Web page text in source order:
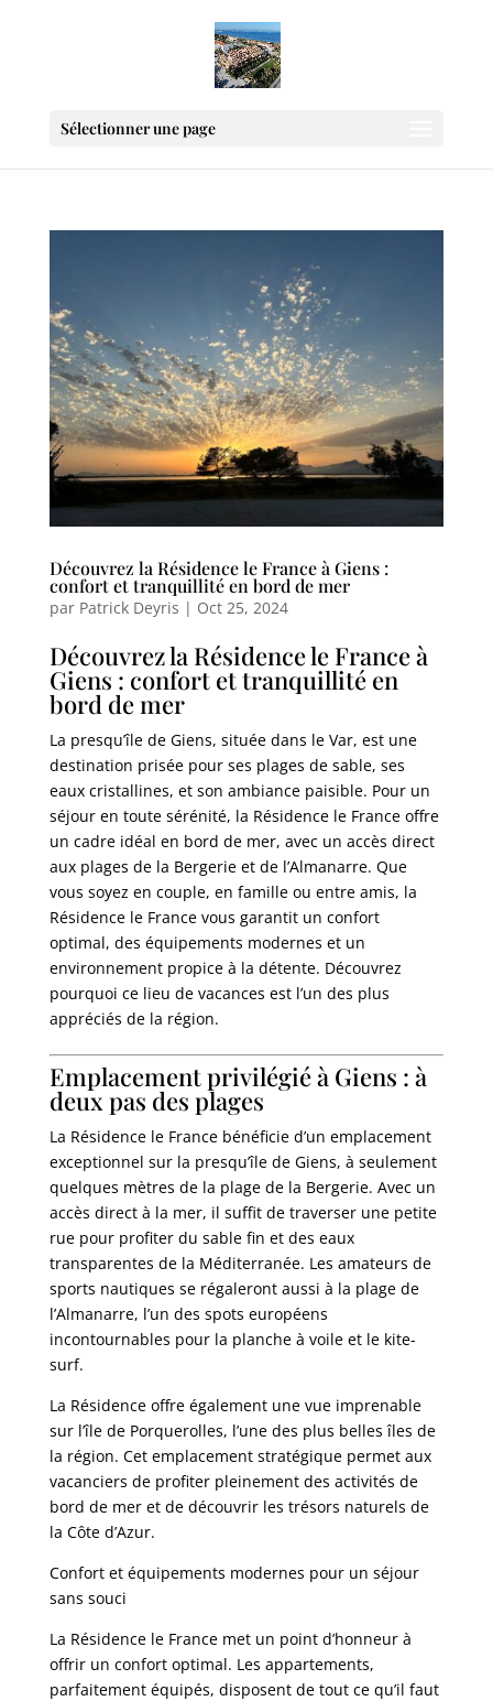
Sélectionner une page
Découvrez la Résidence le France à Giens :
confort et tranquillité en bord de mer
par Patrick Deyris | Oct 25, 2024
Découvrez la Résidence le France à
Giens : confort et tranquillité en
bord de mer
La presqu’île de Giens, située dans le Var, est une
destination prisée pour ses plages de sable, ses
eaux cristallines, et son ambiance paisible. Pour un
séjour en toute sérénité, la Résidence le France offre
un cadre idéal en bord de mer, avec un accès direct
aux plages de la Bergerie et de l’Almanarre. Que
vous soyez en couple, en famille ou entre amis, la
Résidence le France vous garantit un confort
optimal, des équipements modernes et un
environnement propice à la détente. Découvrez
pourquoi ce lieu de vacances est l’un des plus
appréciés de la région.
Emplacement privilégié à Giens : à
deux pas des plages
La Résidence le France bénéficie d’un emplacement
exceptionnel sur la presqu’île de Giens, à seulement
quelques mètres de la plage de la Bergerie. Avec un
accès direct à la mer, il suffit de traverser une petite
rue pour profiter du sable fin et des eaux
transparentes de la Méditerranée. Les amateurs de
sports nautiques se régaleront aussi à la plage de
l’Almanarre, l’un des spots européens
incontournables pour la planche à voile et le kite-
surf.
La Résidence offre également une vue imprenable
sur l’île de Porquerolles, l’une des plus belles îles de
la région. Cet emplacement stratégique permet aux
vacanciers de profiter pleinement des activités de
bord de mer et de découvrir les trésors naturels de
la Côte d’Azur.
Confort et équipements modernes pour un séjour
sans souci
La Résidence le France met un point d’honneur à
offrir un confort optimal. Les appartements,
parfaitement équipés, disposent de tout ce qu’il faut